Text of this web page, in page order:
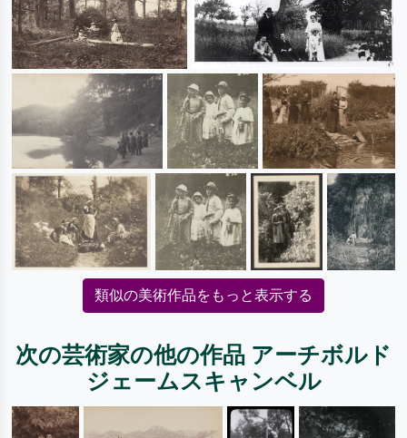
類似の美術作品をもっと表示する
次の芸術家の他の作品 アーチボルド
ジェームスキャンベル